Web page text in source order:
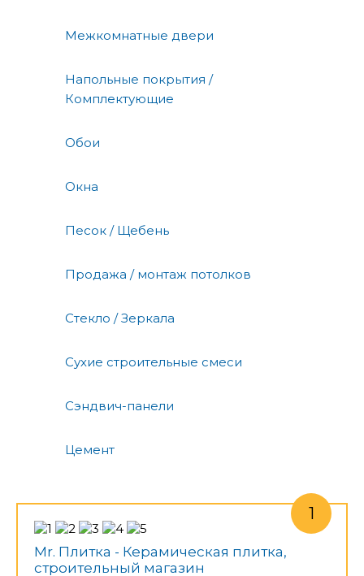
Межкомнатные двери
Напольные покрытия /
Комплектующие
Обои
Окна
Песок / Щебень
Продажа / монтаж потолков
Стекло / Зеркала
Сухие строительные смеси
Сэндвич-панели
Цемент
Mr. Плитка - Керамическая плитка,
строительный магазин